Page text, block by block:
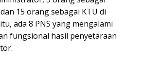
15 orang sebagai KTU di
ada 8 PNS yang mengalami
fungsional hasil penyetaraan